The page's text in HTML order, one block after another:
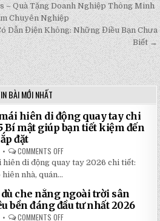
Quà Tặng Doanh Nghiệp Thông Minh
Chuyên Nghiệp
Dẫn Điện Không: Những Điều Bạn Chưa
Biết →
BÀI MỚI NHẤT
hiên di động quay tay chi
Bí mật giúp bạn tiết kiệm đến
đặt
COMMENTS OFF
BẢNG
GIÁ
ĐỘNG
QUAY
TAY
hiên di động quay tay 2026 chi tiết:
nhà, quán...
che nắng ngoài trời sân
bền đáng đầu tư nhất 2026
COMMENTS OFF